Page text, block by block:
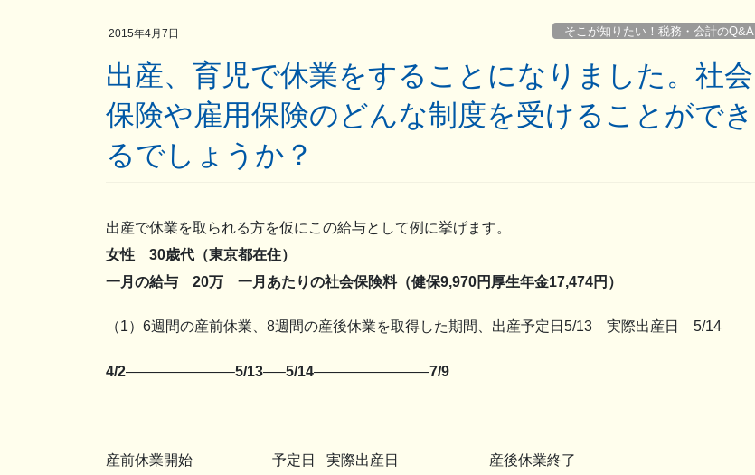
2015年4月7日 そこが知りたい！税務・会計のQ&A
出産、育児で休業をすることになりました。社会
保険や雇用保険のどんな制度を受けることができ
るでしょうか？
出産で休業を取られる方を仮にこの給与として例に挙げます。
女性 30歳代（東京都在住）
一月の給与 20万 一月あたりの社会保険料（健保9,970円厚生年金17,474円）
（1）6週間の産前休業、8週間の産後休業を取得した期間、出産予定日5/13 実際出産日 5/14
4/2———————–5/13—–5/14————————7/9
産前休業開始 予定日 実際出産日 産後休業終了